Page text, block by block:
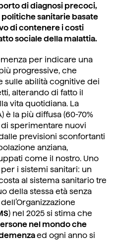
di diagnosi precoci,
sanitarie basate
di contenere i costi
sociale della malattia.
per indicare una
progressive, che
sulle abilità cognitive dei
alterando di fatto il
vita quotidiana. La
è la più diffusa (60-70%
di sperimentare nuovi
previsioni sconfortanti
anziana,
come il nostro. Uno
i sistemi sanitari: un
al sistema sanitario tre
della stessa età senza
) nel 2025 si stima che
nel mondo che
ed ogni anno si